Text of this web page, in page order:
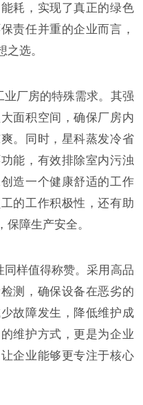
耗，实现了真正的绿色
责任并重的企业而言，
选。
厂房的特殊需求。其强
面积空间，确保厂房内
。同时，星科蒸发冷省
能，有效排除室内污浊
造一个健康舒适的工作
的工作积极性，还有助
障生产安全。
同样值得称赞。采用高品
测，确保设备在恶劣的
故障发生，降低维护成
维护方式，更是为企业
企业能够更专注于核心